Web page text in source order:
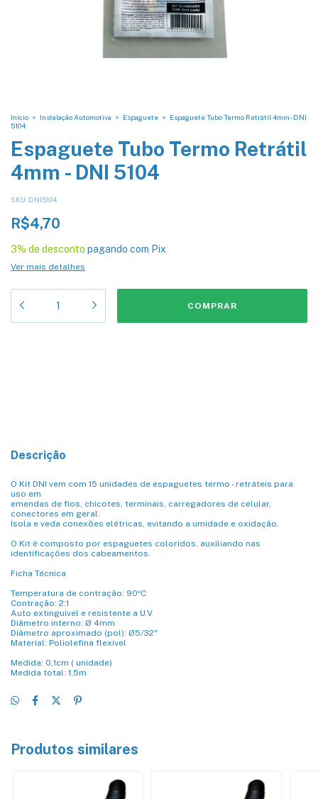
Início > Instalação Automotiva > Espaguete > Espaguete Tubo Termo Retrátil 4mm - DNI
5104
Espaguete Tubo Termo Retrátil
4mm - DNI 5104
SKU: DNI5104
R$4,70
3% de desconto pagando com Pix
Ver mais detalhes
Descrição
O Kit DNI vem com 15 unidades de espaguetes termo - retráteis para
uso em
emendas de fios, chicotes, terminais, carregadores de celular,
conectores em geral.
Isola e veda conexões elétricas, evitando a umidade e oxidação.
O Kit é composto por espaguetes coloridos, auxiliando nas
identificações dos cabeamentos.
Ficha Técnica
Temperatura de contração: 90ºC
Contração: 2:1
Auto extinguível e resistente a U.V
Diâmetro interno: Ø 4mm
Diâmetro aproximado (pol): Ø5/32"
Material: Poliolefina flexível
Medida: 0,1cm ( unidade)
Medida total: 1,5m
Produtos similares